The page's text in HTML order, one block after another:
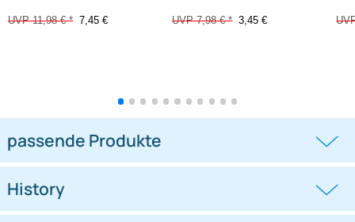
Fakra (M) Antennenadapter
Stecker auf 90 Grad Winkel SMB
(F) Kupplung
kompatibel mit DAB+ Pioneer Sony
Kenwood Alpine JVC uva
((0))
Fakra (M) Antennenadapter
kompatibel mit Audi Seat Skoda
VW BMW
Peugeot Renault Stecker auf 90 Grad